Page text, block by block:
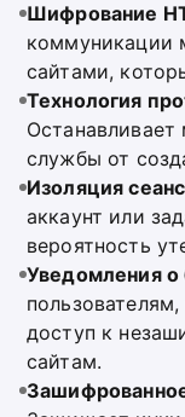
Шифрование
коммуникации
сайтами,
Технология
Останавливает
службы от
Изоляция
аккаунт или
вероятность
Уведомления о
доступ к
сайтам.